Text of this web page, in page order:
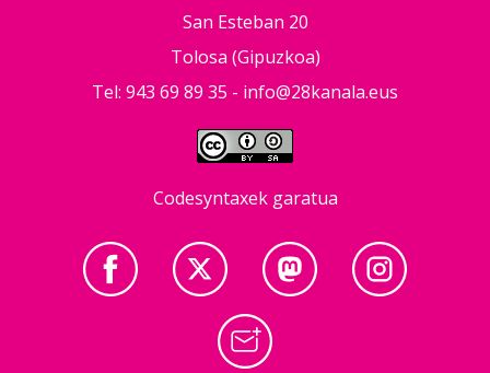
San Esteban 20
Tolosa (Gipuzkoa)
Tel: 943 69 89 35 - info@28kanala.eus
Codesyntaxek garatua